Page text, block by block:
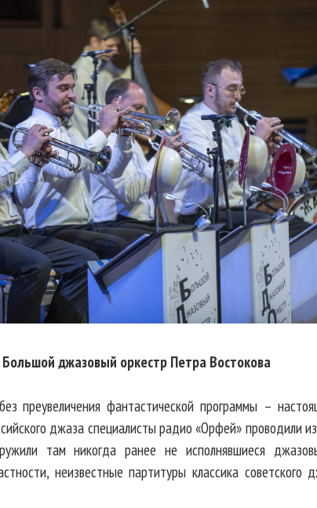
Большой джазовый оркестр Петра Востокова
преувеличения фантастической программы –
джаза специалисты радио «Орфей» проводили
там никогда ранее не исполнявшиеся
неизвестные партитуры классика советского